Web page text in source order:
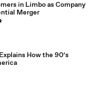
in Limbo as Company
Merger
How the 90’s